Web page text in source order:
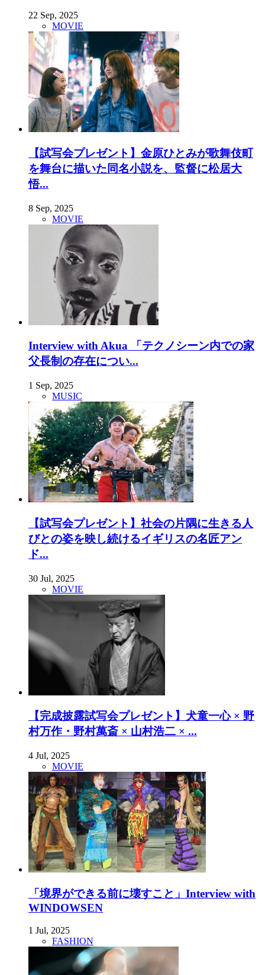
22 Sep, 2025
MOVIE
【試写会プレゼント】金原ひとみが歌舞伎町
を舞台に描いた同名小説を、監督に松居大
悟...
8 Sep, 2025
MOVIE
Interview with Akua 「テクノシーン内での家
父長制の存在につい...
1 Sep, 2025
MUSIC
【試写会プレゼント】社会の片隅に生きる人
びとの姿を映し続けるイギリスの名匠アン
ド...
30 Jul, 2025
MOVIE
【完成披露試写会プレゼント】犬童一心 × 野
村万作・野村萬斎 × 山村浩二 × ...
4 Jul, 2025
MOVIE
「境界ができる前に壊すこと」Interview with
WINDOWSEN
1 Jul, 2025
FASHION